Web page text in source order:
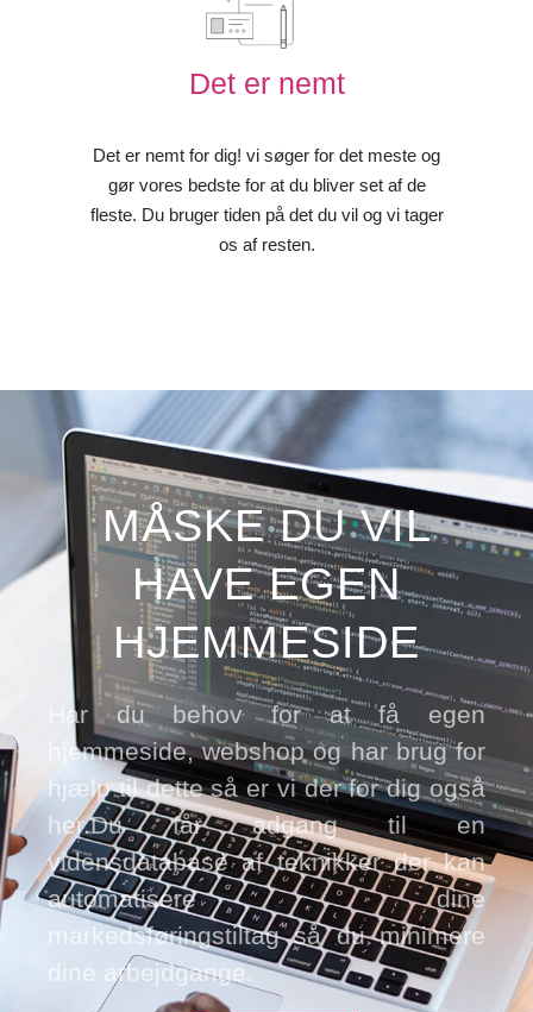
Det er nemt
Det er nemt for dig! vi søger for det meste og
gør vores bedste for at du bliver set af de
fleste. Du bruger tiden på det du vil og vi tager
os af resten.
MÅSKE DU VIL
HAVE EGEN
HJEMMESIDE
Har du behov for at få egen
hjemmeside, webshop og har brug for
hjælp til dette så er vi der for dig også
her.Du får adgang til en
vidensdatabase af teknikker der kan
automatisere dine
markedsføringstiltag så du minimere
dine arbejdgange.